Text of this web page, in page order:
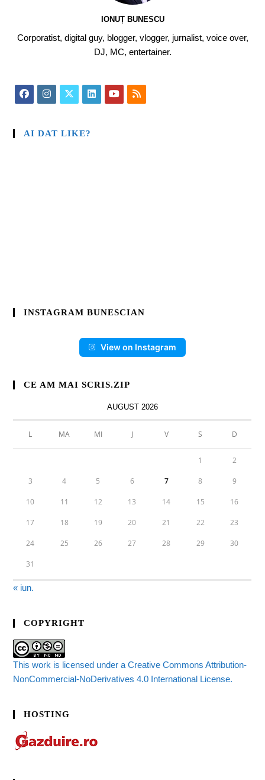
IONUȚ BUNESCU
Corporatist, digital guy, blogger, vlogger, jurnalist, voice over,
DJ, MC, entertainer.
AI DAT LIKE?
INSTAGRAM BUNESCIAN
View on Instagram
CE AM MAI SCRIS.ZIP
AUGUST 2026
L MA MI J V S D
1 2
3 4 5 6 7 8 9
10 11 12 13 14 15 16
17 18 19 20 21 22 23
24 25 26 27 28 29 30
31
« iun.
COPYRIGHT
This work is licensed under a Creative Commons Attribution-
NonCommercial-NoDerivatives 4.0 International License.
HOSTING